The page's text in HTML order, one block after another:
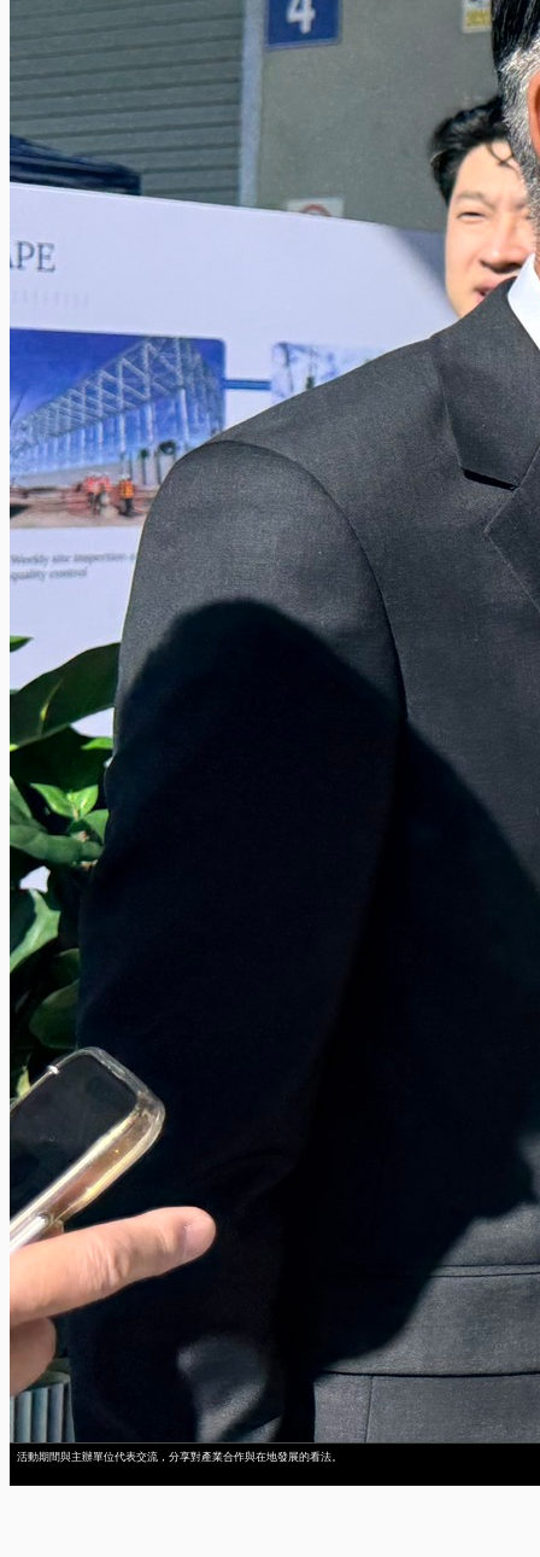
活動期間與主辦單位代表交流，分享對產業合作與在地發展的看法。